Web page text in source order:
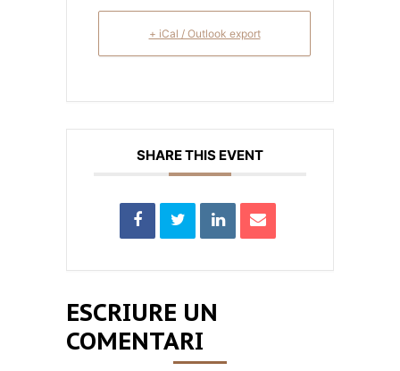
+ iCal / Outlook export
SHARE THIS EVENT
ESCRIURE UN
COMENTARI